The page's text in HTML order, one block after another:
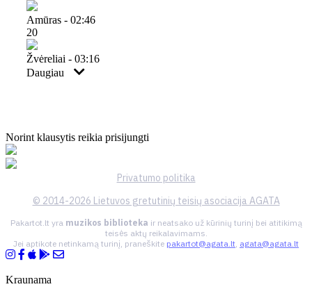
Amūras - 02:46
20
Žvėreliai - 03:16
Daugiau
Norint klausytis reikia prisijungti
Privatumo politika
© 2014-2026 Lietuvos gretutinių teisių asociacija AGATA
Pakartot.lt yra muzikos biblioteka ir neatsako už kūrinių turinį bei atitikimą
teisės aktų reikalavimams.
Jei aptikote netinkamą turinį, praneškite pakartot@agata.lt agata@agata.lt
Kraunama